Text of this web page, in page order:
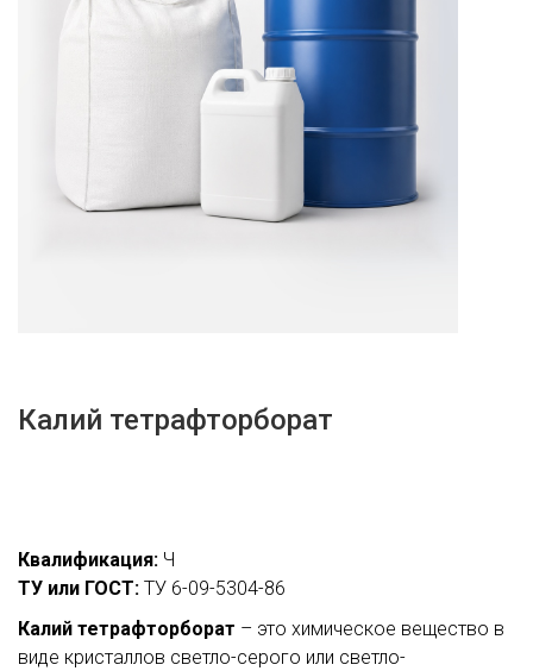
Калий тетрафторборат
Квалификация: Ч
ТУ или ГОСТ: ТУ 6-09-5304-86
Калий тетрафторборат – это химическое вещество в
виде кристаллов светло-серого или светло-